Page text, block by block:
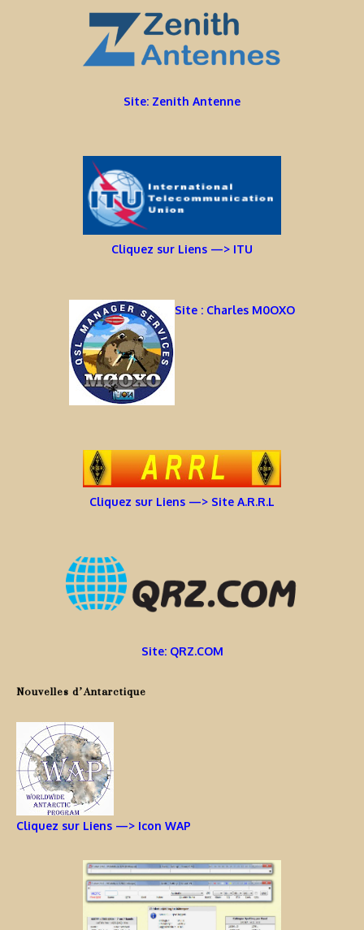
Site: Zenith Antenne
Cliquez sur Liens —> ITU
Site : Charles M0OXO
Cliquez sur Liens —> Site A.R.R.L
Site: QRZ.COM
Nouvelles d’Antarctique
Cliquez sur Liens —> Icon WAP